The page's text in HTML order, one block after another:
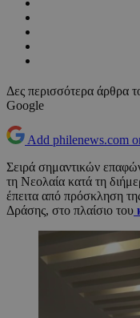
Δες περισσότερα άρθρα
Google
Add philenews.com
Σειρά σημαντικών
τη Νεολαία κατά τη
έπειτα από πρόσκληση
Δράσης, στο πλαίσιο του